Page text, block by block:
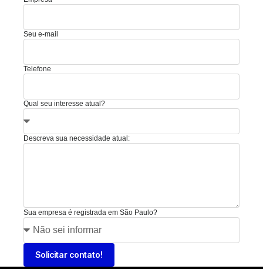
Seu e-mail
Telefone
Qual seu interesse atual?
Descreva sua necessidade atual:
Sua empresa é registrada em São Paulo?
Solicitar contato!